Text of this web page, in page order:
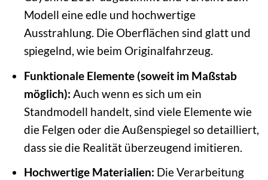
Modell eine edle und hochwertige
Ausstrahlung. Die Oberflächen sind glatt und
spiegelnd, wie beim Originalfahrzeug.
Funktionale Elemente (soweit im Maßstab
möglich): Auch wenn es sich um ein
Standmodell handelt, sind viele Elemente wie
die Felgen oder die Außenspiegel so detailliert,
dass sie die Realität überzeugend imitieren.
Hochwertige Materialien: Die Verarbeitung